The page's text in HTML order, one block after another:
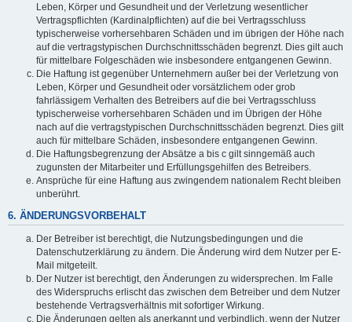
Leben, Körper und Gesundheit und der Verletzung wesentlicher
Vertragspflichten (Kardinalpflichten) auf die bei Vertragsschluss
typischerweise vorhersehbaren Schäden und im übrigen der Höhe nach
auf die vertragstypischen Durchschnittsschäden begrenzt. Dies gilt auch
für mittelbare Folgeschäden wie insbesondere entgangenen Gewinn.
Die Haftung ist gegenüber Unternehmern außer bei der Verletzung von
Leben, Körper und Gesundheit oder vorsätzlichem oder grob
fahrlässigem Verhalten des Betreibers auf die bei Vertragsschluss
typischerweise vorhersehbaren Schäden und im Übrigen der Höhe
nach auf die vertragstypischen Durchschnittsschäden begrenzt. Dies gilt
auch für mittelbare Schäden, insbesondere entgangenen Gewinn.
Die Haftungsbegrenzung der Absätze a bis c gilt sinngemäß auch
zugunsten der Mitarbeiter und Erfüllungsgehilfen des Betreibers.
Ansprüche für eine Haftung aus zwingendem nationalem Recht bleiben
unberührt.
6. ÄNDERUNGSVORBEHALT
Der Betreiber ist berechtigt, die Nutzungsbedingungen und die
Datenschutzerklärung zu ändern. Die Änderung wird dem Nutzer per E-
Mail mitgeteilt.
Der Nutzer ist berechtigt, den Änderungen zu widersprechen. Im Falle
des Widerspruchs erlischt das zwischen dem Betreiber und dem Nutzer
bestehende Vertragsverhältnis mit sofortiger Wirkung.
Die Änderungen gelten als anerkannt und verbindlich, wenn der Nutzer